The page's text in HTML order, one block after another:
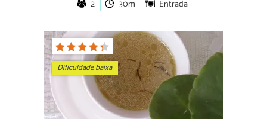
2 30m Entrada
Dificuldade baixa